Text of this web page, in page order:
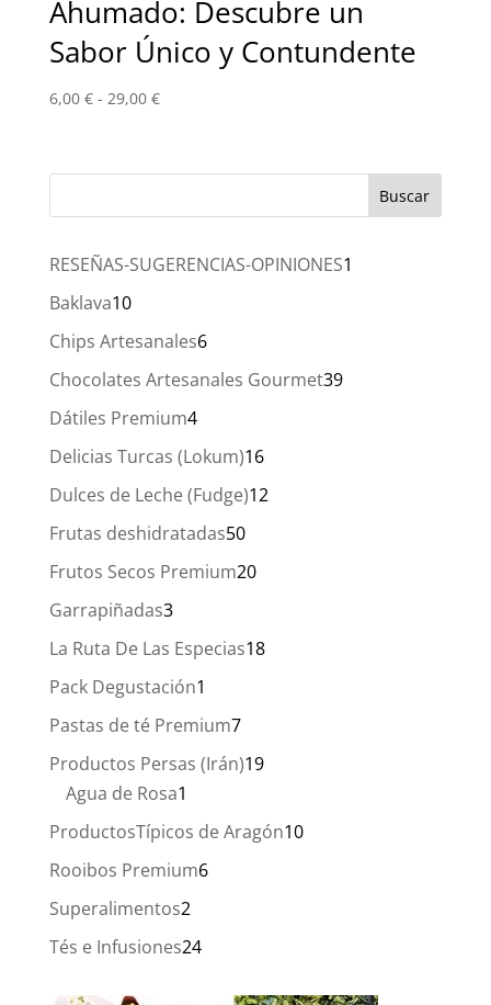
Ahumado: Descubre un
Sabor Único y Contundente
6,00 € - 29,00 €Rango
desde
hasta
RESEÑAS-SUGERENCIAS-OPINIONES1
Baklava1010
productos
Chips Artesanales66
productos
Chocolates Artesanales Gourmet3939
Dátiles Premium44
productos
Delicias Turcas (Lokum)1616
productos
Dulces de Leche (Fudge)1212
Frutas deshidratadas5050
productos
Frutos Secos Premium2020
Garrapiñadas33
productos
La Ruta De Las Especias1818
Pack Degustación1
producto
Pastas de té Premium77
productos
Productos Persas (Irán)1919
Agua de Rosa1
producto
ProductosTípicos de Aragón1010
Rooibos Premium66
Superalimentos22
productos
Tés e Infusiones2424